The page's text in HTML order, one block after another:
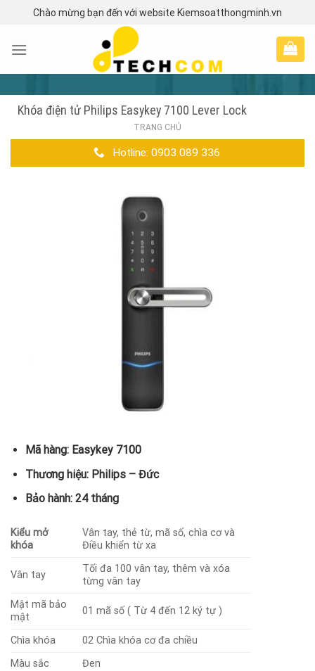
content
Chào mừng bạn đến với website Kiemsoatthongminh.vn
Khóa điện tử Philips Easykey 7100 Lever Lock
TRANG CHỦ
Hotline: 0903 089 336
Mã hàng: Easykey 7100
Thương hiệu: Philips – Đức
Bảo hành: 24 tháng
Kiểu mở
khóa
Vân tay, thẻ từ, mã số, chìa cơ và
Điều khiển từ xa
Vân tay
Tối đa 100 vân tay, thêm và xóa
từng vân tay
Mật mã bảo
mật
01 mã số ( Từ 4 đến 12 ký tự )
Chìa khóa
02 Chìa khóa cơ đa chiều
Màu sắc
Đen